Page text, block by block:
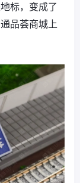
标，变成了
品荟商城上